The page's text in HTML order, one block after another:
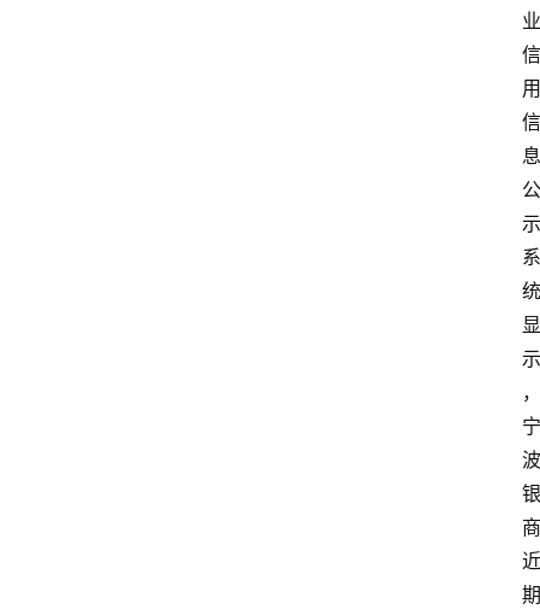
业
信
用
信
息
公
示
系
统
显
示
，
宁
波
银
商
近
期